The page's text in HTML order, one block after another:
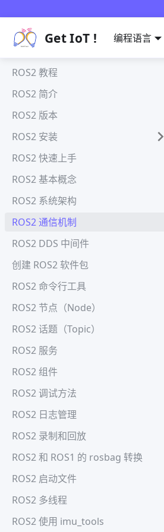
Get IoT ! 编程语言
ROS2 教程
ROS2 简介
ROS2 版本
ROS2 安装
ROS2 快速上手
ROS2 基本概念
ROS2 系统架构
ROS2 通信机制
ROS2 DDS 中间件
创建 ROS2 软件包
ROS2 命令行工具
ROS2 节点（Node）
ROS2 话题（Topic）
ROS2 服务
ROS2 组件
ROS2 调试方法
ROS2 日志管理
ROS2 录制和回放
ROS2 和 ROS1 的 rosbag 转换
ROS2 启动文件
ROS2 多线程
ROS2 使用 imu_tools